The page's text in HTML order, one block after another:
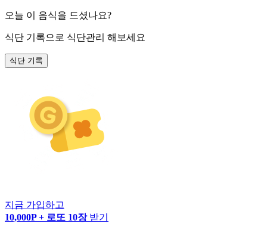
오늘 이 음식을 드셨나요?
식단 기록으로 식단관리 해보세요
식단 기록
지금 가입하고
10,000P + 로또 10장 받기